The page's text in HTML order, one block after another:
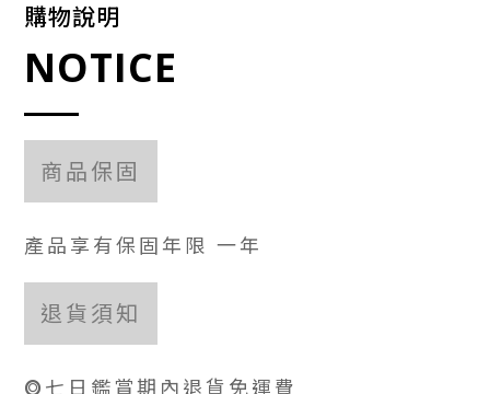
購物說明
NOTICE
商品保固
產品享有保固年限 一年
退貨須知
⭗七日鑑賞期內退貨免運費